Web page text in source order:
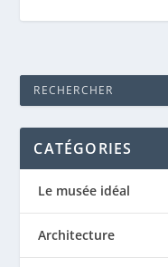
CATÉGORIES
Le musée idéal
Architecture